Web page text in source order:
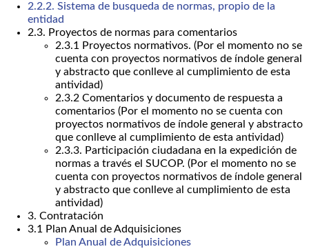
2.2.2. Sistema de busqueda de normas, propio de la
entidad
2.3. Proyectos de normas para comentarios
2.3.1 Proyectos normativos. (Por el momento no se
cuenta con proyectos normativos de índole general
y abstracto que conlleve al cumplimiento de esta
antividad)
2.3.2 Comentarios y documento de respuesta a
comentarios (Por el momento no se cuenta con
proyectos normativos de índole general y abstracto
que conlleve al cumplimiento de esta antividad)
2.3.3. Participación ciudadana en la expedición de
normas a través el SUCOP. (Por el momento no se
cuenta con proyectos normativos de índole general
y abstracto que conlleve al cumplimiento de esta
antividad)
3. Contratación
3.1 Plan Anual de Adquisiciones
Plan Anual de Adquisiciones